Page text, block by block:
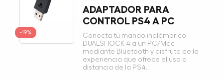
-19%
ADAPTADOR PARA
CONTROL PS4 A PC
Conecta tu mando inalámbrico
DUALSHOCK 4 a un PC/Mac
mediante Bluetooth y disfruta de la
experiencia que ofrece el uso a
distancia de la PS4.